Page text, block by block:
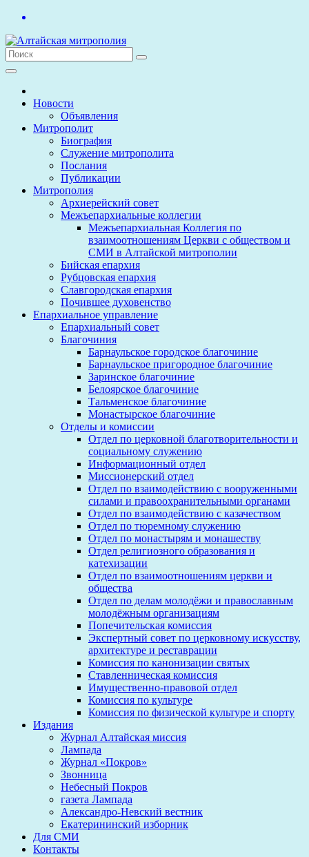
Перейти
содержимому
Новости
Объявления
Митрополит
Биография
Служение митрополита
Послания
Публикации
Митрополия
Архиерейский совет
Межъепархиальные коллегии
Межъепархиальная Коллегия по
взаимоотношениям Церкви с обществом и
СМИ в Алтайской митрополии
Бийская епархия
Рубцовская епархия
Славгородская епархия
Почившее духовенство
Епархиальное управление
Епархиальный совет
Благочиния
Барнаульское городское благочиние
Барнаульское пригородное благочиние
Заринское благочиние
Белоярское благочиние
Тальменское благочиние
Монастырское благочиние
Отделы и комиссии
Отдел по церковной благотворительности и
социальному служению
Информационный отдел
Миссионерский отдел
Отдел по взаимодействию с вооруженными
силами и правоохранительными органами
Отдел по взаимодействию с казачеством
Отдел по тюремному служению
Отдел по монастырям и монашеству
Отдел религиозного образования и
катехизации
Отдел по взаимоотношениям церкви и
общества
Отдел по делам молодёжи и православным
молодёжным организациям
Попечительская комиссия
Экспертный совет по церковному искусству,
архитектуре и реставрации
Комиссия по канонизации святых
Ставленническая комиссия
Имущественно-правовой отдел
Комиссия по культуре
Комиссия по физической культуре и спорту
Издания
Журнал Алтайская миссия
Лампада
Журнал «Покров»
Звонница
Небесный Покров
газета Лампада
Александро-Невский вестник
Екатерининский изборник
Для СМИ
Контакты